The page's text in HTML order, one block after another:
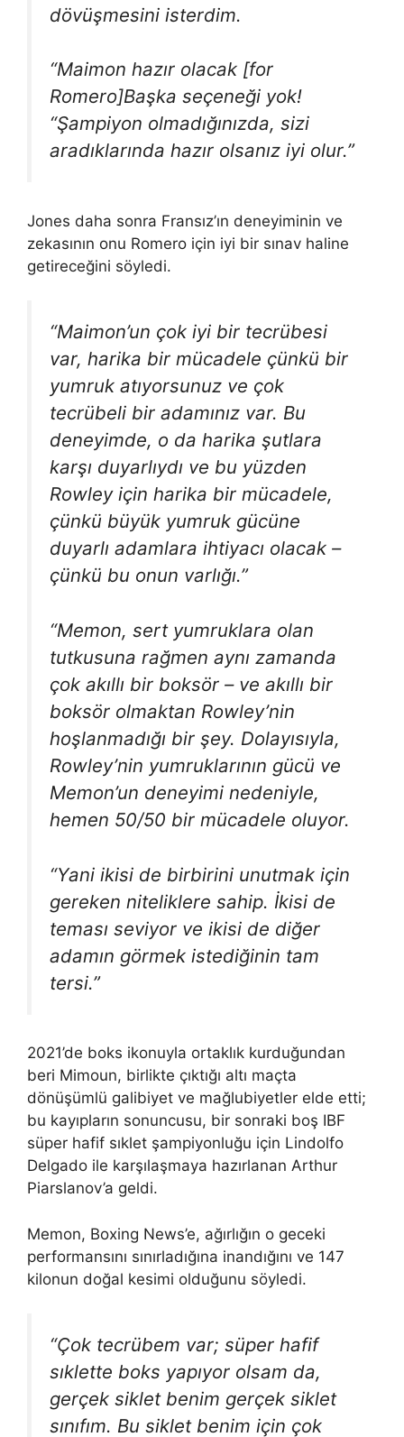
dövüşmesini isterdim.
“Maimon hazır olacak [for
Romero]Başka seçeneği yok!
“Şampiyon olmadığınızda, sizi
aradıklarında hazır olsanız iyi olur.”
Jones daha sonra Fransız’ın deneyiminin ve
zekasının onu Romero için iyi bir sınav haline
getireceğini söyledi.
“Maimon’un çok iyi bir tecrübesi
var, harika bir mücadele çünkü bir
yumruk atıyorsunuz ve çok
tecrübeli bir adamınız var. Bu
deneyimde, o da harika şutlara
karşı duyarlıydı ve bu yüzden
Rowley için harika bir mücadele,
çünkü büyük yumruk gücüne
duyarlı adamlara ihtiyacı olacak –
çünkü bu onun varlığı.”
“Memon, sert yumruklara olan
tutkusuna rağmen aynı zamanda
çok akıllı bir boksör – ve akıllı bir
boksör olmaktan Rowley’nin
hoşlanmadığı bir şey. Dolayısıyla,
Rowley’nin yumruklarının gücü ve
Memon’un deneyimi nedeniyle,
hemen 50/50 bir mücadele oluyor.
“Yani ikisi de birbirini unutmak için
gereken niteliklere sahip. İkisi de
teması seviyor ve ikisi de diğer
adamın görmek istediğinin tam
tersi.”
2021’de boks ikonuyla ortaklık kurduğundan
beri Mimoun, birlikte çıktığı altı maçta
dönüşümlü galibiyet ve mağlubiyetler elde etti;
bu kayıpların sonuncusu, bir sonraki boş IBF
süper hafif sıklet şampiyonluğu için Lindolfo
Delgado ile karşılaşmaya hazırlanan Arthur
Piarslanov’a geldi.
Memon, Boxing News’e, ağırlığın o geceki
performansını sınırladığına inandığını ve 147
kilonun doğal kesimi olduğunu söyledi.
“Çok tecrübem var; süper hafif
sıklette boks yapıyor olsam da,
gerçek siklet benim gerçek siklet
sınıfım. Bu siklet benim için çok